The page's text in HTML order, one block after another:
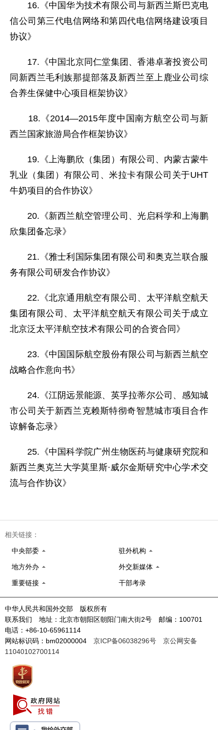
16.《中国华为技术有限公司与新西兰斯巴克电
信公司第三代电信网络和第四代电信网络建设项目
协议》
17.《中国北京同仁堂集团、香港卓著投资公司
同新西兰毛利族那提部落及新西兰至上鹿业公司综
合养生保健中心项目框架协议》
18.《2014—2015年度中国南方航空公司与新
西兰国家旅游局合作框架协议》
19.《上海鹏欣（集团）有限公司、内蒙古蒙牛
乳业（集团）有限公司、米拉卡有限公司关于UHT
牛奶项目的合作协议》
20.《新西兰航空管理公司、光启科学和上海鹏
欣集团备忘录》
21.《雅士利国际集团有限公司和奥克兰联合服
务有限公司研发合作协议》
22.《北京通用航空有限公司、太平洋航空航天
集团有限公司、太平洋航空航天有限公司关于成立
北京泛太平洋航空技术有限公司的合资合同》
23.《中国国际航空股份有限公司与新西兰航空
战略合作意向书》
24.《江阴远景能源、英孚拉蒂尔公司、感知城
市公司关于新西兰克赖斯特彻奇智慧城市项目合作
谅解备忘录》
25.《中国科学院广州生物医药与健康研究院和
新西兰奥克兰大学莫里斯·威尔金斯研究中心学术交
流与合作协议》
相关链接：
中央部委 驻外机构
地方外办 外交新媒体
重要链接 干部考录
中华人民共和国外交部 版权所有
联系我们 地址：北京市朝阳区朝阳门南大街2号 邮编：100701
电话：+86-10-65961114
网站标识码：bm02000004 京ICP备06038296号
京公网安备
11040102700114